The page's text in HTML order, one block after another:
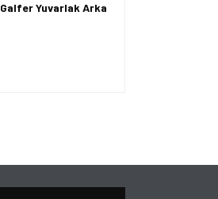
Galfer Yuvarlak Arka